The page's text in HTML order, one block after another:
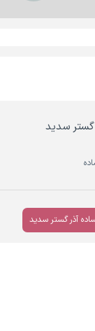
گستر سدید
آذر گستر سدید